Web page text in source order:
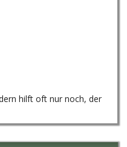
hilft oft nur noch, der